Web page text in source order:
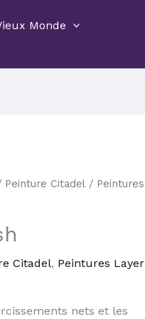
Monde
Peinture Citadel / Peintures
Citadel, Peintures Layer
nets et les